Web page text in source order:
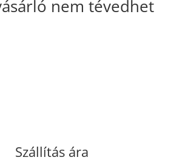
nem tévedhet
Szállítás ára